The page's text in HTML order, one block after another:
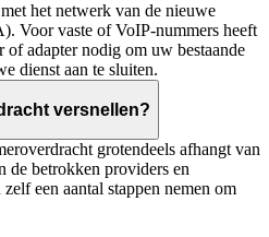
het netwerk van de nieuwe
Voor vaste of VoIP-nummers heeft
adapter nodig om uw bestaande
dienst aan te sluiten.
versnellen?
grotendeels afhangt van
de betrokken providers en
een aantal stappen nemen om